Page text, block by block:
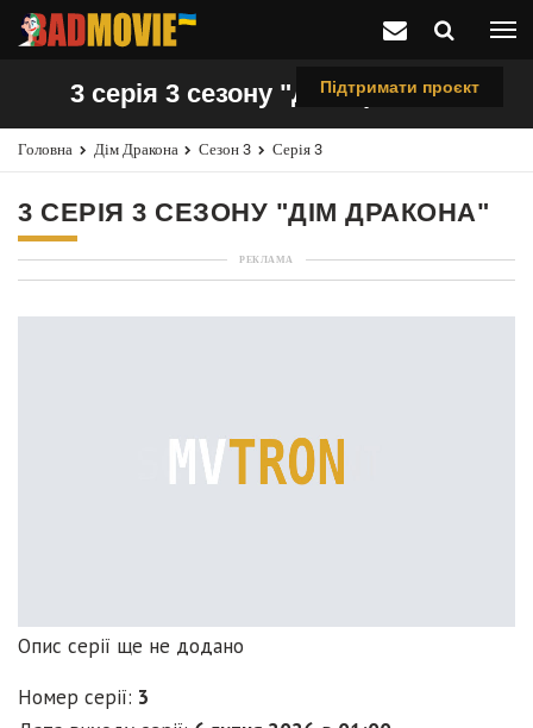
Підтримати проєкт
3 серія 3 сезону "Дім Дракона"
Головна Дім Дракона Сезон 3 Серія 3
3 СЕРІЯ 3 СЕЗОНУ "ДІМ ДРАКОНА"
РЕКЛАМА
Опис серії ще не додано
Номер серії: 3